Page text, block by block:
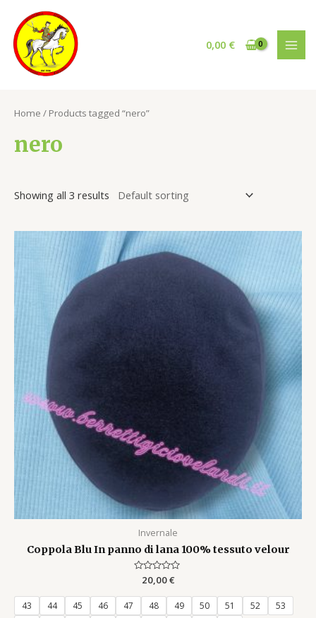
contenuto
0,00 €
Home / Products tagged “nero”
nero
Showing all 3 results
Invernale
Coppola Blu In panno di lana 100% tessuto velour
Rated
out
20,00€
43 44 45 46 47 48 49 50 51 52
53